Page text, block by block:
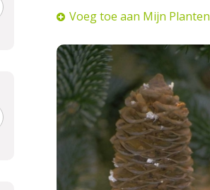
Voeg toe aan Mijn Planten